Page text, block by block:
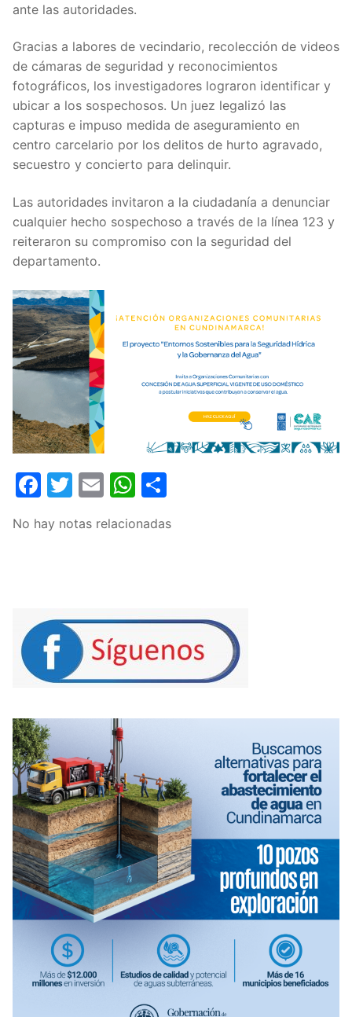
ante las autoridades.
Gracias a labores de vecindario, recolección de videos
de cámaras de seguridad y reconocimientos
fotográficos, los investigadores lograron identificar y
ubicar a los sospechosos. Un juez legalizó las
capturas e impuso medida de aseguramiento en
centro carcelario por los delitos de hurto agravado,
secuestro y concierto para delinquir.
Las autoridades invitaron a la ciudadanía a denunciar
cualquier hecho sospechoso a través de la línea 123 y
reiteraron su compromiso con la seguridad del
departamento.
Facebook
Twitter
EmailWhatsApp
No hay notas relacionadas